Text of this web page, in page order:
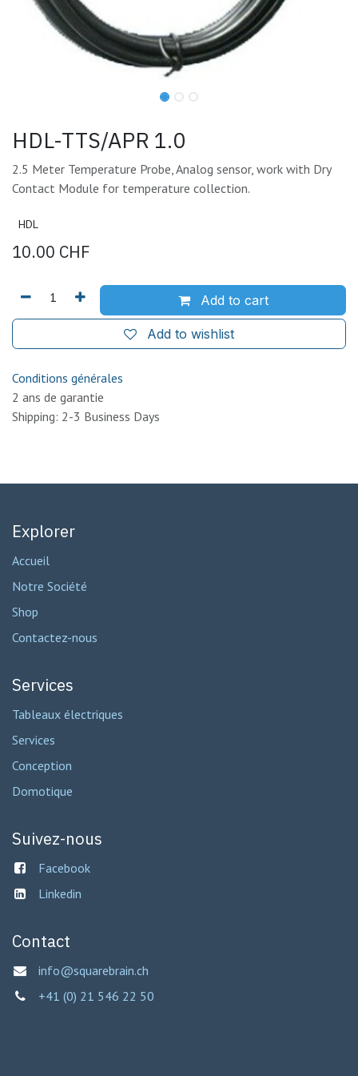
HDL-TTS/APR 1.0
2.5 Meter Temperature Probe, Analog sensor, work with Dry
Contact Module for temperature collection.
HDL
10.00 CHF
Add to cart
Add to wishlist
Conditions générales
2 ans de garantie
Shipping: 2-3 Business Days
Explorer
Accueil
Notre Société
Shop
Contactez-nous
Services
Tableaux électriques
Services
Conception
Domotique
Suivez-nous
Facebook
Linkedin
Contact
info@squarebrain.ch
+41 (0) 21 546 22 50